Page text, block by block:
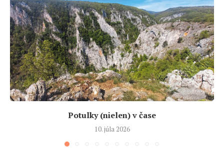
Potulky (nielen) v čase
10. júla 2026